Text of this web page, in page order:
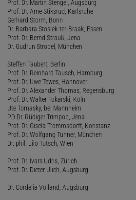
Prof. Dr. Martin Stengel, Augsburg
Prof. Dr. Arne Stiksrud, Karlsruhe
Gerhard Storm, Bonn
Dr. Barbara Stosiek-ter-Braak, Essen
Prof. Dr. Bernd Strauß, Jena
Dr. Gudrun Strobel, München
Steffen Taubert, Berlin
Prof. Dr. Reinhard Tausch, Hamburg
Prof. Dr. Uwe Tewes, Hannover
Prof. Dr. Alexander Thomas, Regensburg
Prof. Dr. Walter Tokarski, Köln
Ute Tomasky, bei Mannheim
PD Dr. Rüdiger Trimpop, Jena
Prof. Dr. Gisela Trommsdorff, Konstanz
Prof. Dr. Wolfgang Tunner, München
Dr. phil. Lilo Tutsch, Wien
Prof. Dr. Ivars Udris, Zürich
Prof. Dr. Dieter Ulich, Augsburg
Dr. Cordelia Volland, Augsburg